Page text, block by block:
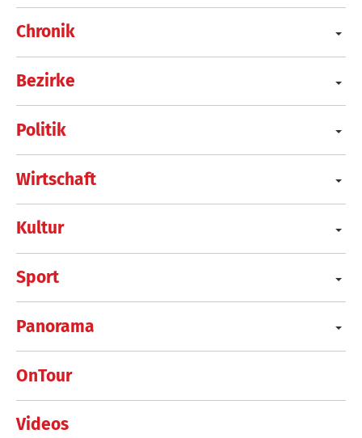
Chronik
Bezirke
Politik
Wirtschaft
Kultur
Sport
Panorama
OnTour
Videos